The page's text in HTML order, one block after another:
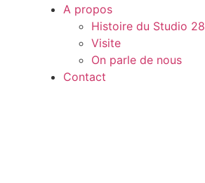
A propos
Histoire du Studio 28
Visite
On parle de nous
Contact